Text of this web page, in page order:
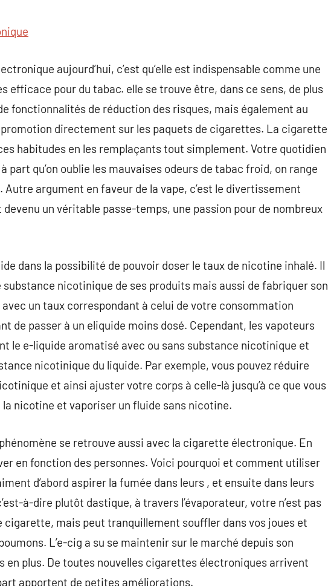
aujourd’hui, c’est qu’elle est indispensable comme une
efficace pour du tabac. elle se trouve être, dans ce sens, de plus
fonctionnalités de réduction des risques, mais également au
promotion directement sur les paquets de cigarettes. La cigarette
habitudes en les remplaçants tout simplement. Votre quotidien
part qu’on oublie les mauvaises odeurs de tabac froid, on range
Autre argument en faveur de la vape, c’est le divertissement
devenu un véritable passe-temps, une passion pour de nombreux
dans la possibilité de pouvoir doser le taux de nicotine inhalé. Il
nicotinique de ses produits mais aussi de fabriquer son
un taux correspondant à celui de votre consommation
de passer à un eliquide moins dosé. Cependant, les vapoteurs
le e-liquide aromatisé avec ou sans substance nicotinique et
nicotinique du liquide. Par exemple, vous pouvez réduire
et ainsi ajuster votre corps à celle-là jusqu’à ce que vous
nicotine et vaporiser un fluide sans nicotine.
se retrouve aussi avec la cigarette électronique. En
en fonction des personnes. Voici pourquoi et comment utiliser
d’abord aspirer la fumée dans leurs , et ensuite dans leurs
à-dire plutôt dastique, à travers l’évaporateur, votre n’est pas
mais peut tranquillement souffler dans vos joues et
L’e-cig a su se maintenir sur le marché depuis son
en plus. De toutes nouvelles cigarettes électroniques arrivent
apportent de petites améliorations.